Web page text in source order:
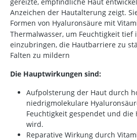
Anzeichen der Hautalterung zeigt.
Formen von Hyaluronsäure mit
Thermalwasser, um Feuchtigkeit tief
einzubringen, die Hautbarriere zu stä
Falten zu mildern
Die Hauptwirkungen sind:
Aufpolsterung der Haut durch
niedrigmolekulare
Feuchtigkeit gespendet und
wird.
Reparative Wirkung durch